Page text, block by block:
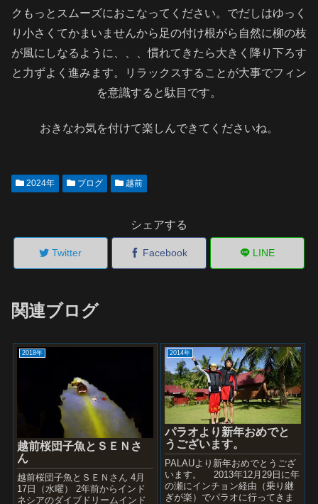
クもっとスムーズにおこなってください。でだしはゆっく
り小さくてかまいませんから足の付け根がら自然に柳の枝
が風にしなるように、、、慣れてきたら大きく降り下ろす
と力ずよく進みます。リラックスすることが大事でフィン
を意識すると駄目です。
おきなわ気を付けて楽しんできてくださいね。
2024年 ブログ 越前
シェアする
Twitter Facebook LINE
関連ブログ
2018年
越前桜団子魚とＳＥＮさ
ん
越前桜団子魚とＳＥＮさん 4月
17日（水曜） 2年前からインド
ネシアのダイブドリームインド
2014年
パラオより新年おめでと
うございます。
PALAUより新年おめでとうござ
います。 2013年12月29日に年
の瀬にインチョン経由（乗り継
ぎが楽）でパラオに行ってきま